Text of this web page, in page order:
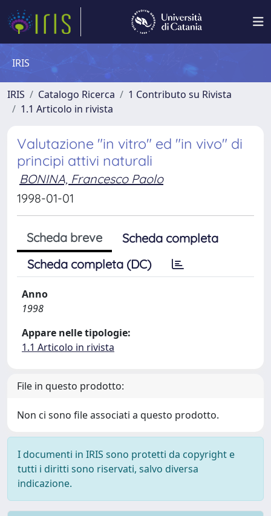
IRIS
IRIS Catalogo Ricerca
1 Contributo su Rivista
1.1 Articolo in rivista
Valutazione "in vitro" ed "in vivo" di
principi attivi naturali
BONINA, Francesco Paolo
1998-01-01
Scheda breve
Scheda completa
Scheda completa (DC)
Anno
1998
Appare nelle tipologie:
1.1 Articolo in rivista
File in questo prodotto:
Non ci sono file associati a questo prodotto.
I documenti in IRIS sono protetti da copyright e
tutti i diritti sono riservati, salvo diversa
indicazione.